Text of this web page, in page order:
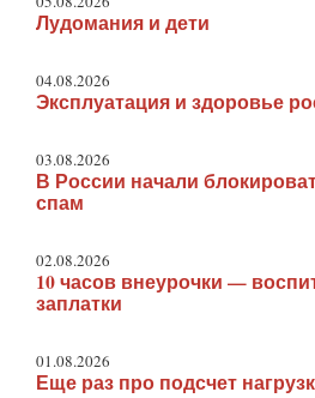
Лудомания и дети
04.08.2026
Эксплуатация и здоровье
03.08.2026
В России начали
спам
02.08.2026
10 часов внеурочки —
заплатки
01.08.2026
Еще раз про подсчет